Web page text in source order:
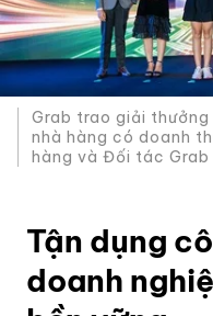
Grab trao giải
nhà hàng có doanh
hàng và Đối tác
Tận dụng
doanh